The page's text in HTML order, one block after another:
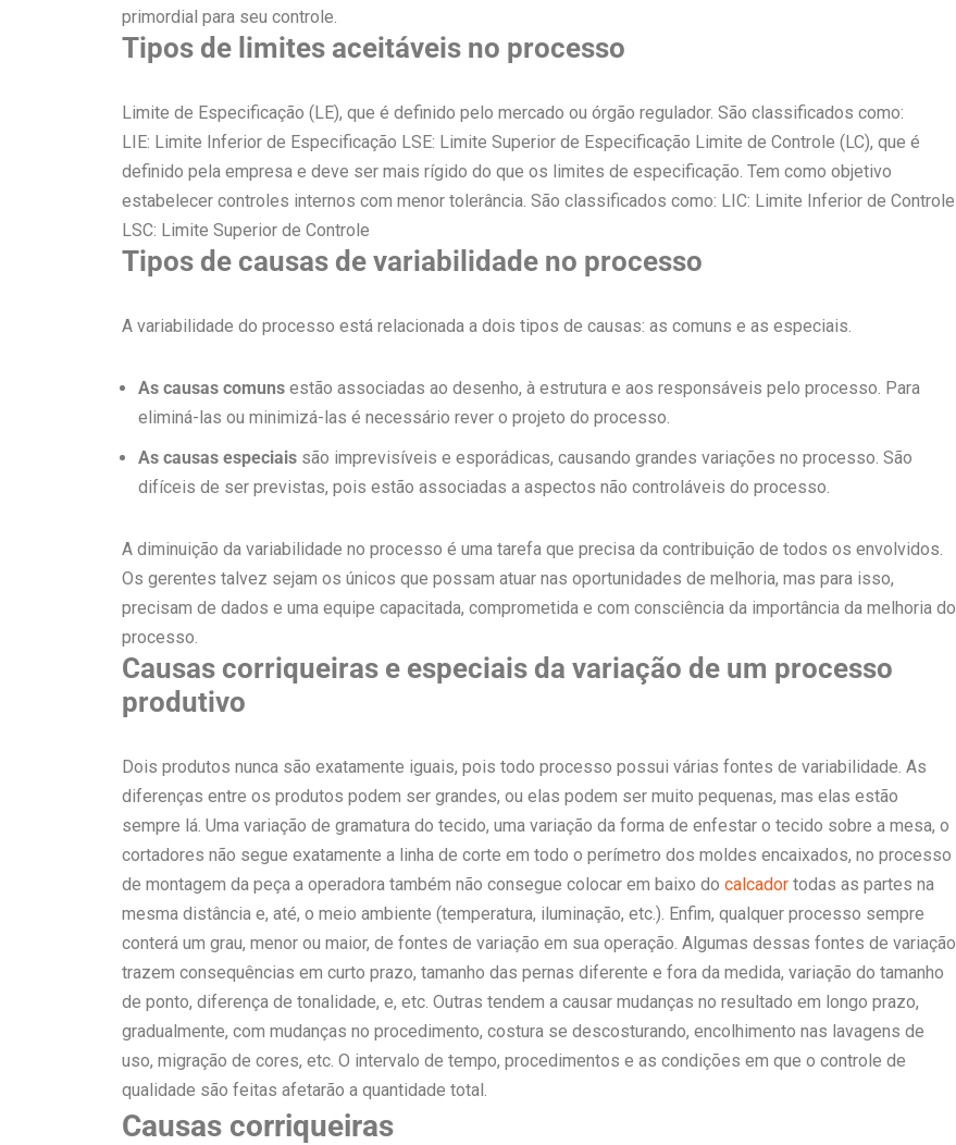
primordial para seu controle.
Tipos de limites aceitáveis no processo
Limite de Especificação (LE), que é definido pelo mercado ou órgão regulador. São classificados como:
LIE: Limite Inferior de Especificação LSE: Limite Superior de Especificação Limite de Controle (LC), que é
definido pela empresa e deve ser mais rígido do que os limites de especificação. Tem como objetivo
estabelecer controles internos com menor tolerância. São classificados como: LIC: Limite Inferior de Controle
LSC: Limite Superior de Controle
Tipos de causas de variabilidade no processo
A variabilidade do processo está relacionada a dois tipos de causas: as comuns e as especiais.
As causas comuns estão associadas ao desenho, à estrutura e aos responsáveis pelo processo. Para
eliminá-las ou minimizá-las é necessário rever o projeto do processo.
As causas especiais são imprevisíveis e esporádicas, causando grandes variações no processo. São
difíceis de ser previstas, pois estão associadas a aspectos não controláveis do processo.
A diminuição da variabilidade no processo é uma tarefa que precisa da contribuição de todos os envolvidos.
Os gerentes talvez sejam os únicos que possam atuar nas oportunidades de melhoria, mas para isso,
precisam de dados e uma equipe capacitada, comprometida e com consciência da importância da melhoria do
processo.
Causas corriqueiras e especiais da variação de um processo
produtivo
Dois produtos nunca são exatamente iguais, pois todo processo possui várias fontes de variabilidade. As
diferenças entre os produtos podem ser grandes, ou elas podem ser muito pequenas, mas elas estão
sempre lá. Uma variação de gramatura do tecido, uma variação da forma de enfestar o tecido sobre a mesa, o
cortadores não segue exatamente a linha de corte em todo o perímetro dos moldes encaixados, no processo
de montagem da peça a operadora também não consegue colocar em baixo do calcador todas as partes na
mesma distância e, até, o meio ambiente (temperatura, iluminação, etc.). Enfim, qualquer processo sempre
conterá um grau, menor ou maior, de fontes de variação em sua operação. Algumas dessas fontes de variação
trazem consequências em curto prazo, tamanho das pernas diferente e fora da medida, variação do tamanho
de ponto, diferença de tonalidade, e, etc. Outras tendem a causar mudanças no resultado em longo prazo,
gradualmente, com mudanças no procedimento, costura se descosturando, encolhimento nas lavagens de
uso, migração de cores, etc. O intervalo de tempo, procedimentos e as condições em que o controle de
qualidade são feitas afetarão a quantidade total.
Causas corriqueiras